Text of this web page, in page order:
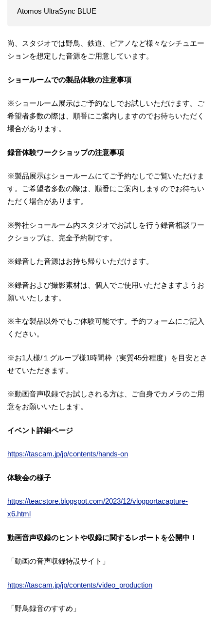
Atomos UltraSync BLUE
尚、スタジオでは野鳥、鉄道、ピアノなど様々なシチュエー
ションを想定した音源をご用意しています。
ショールームでの製品体験の注意事項
※ショールーム展示はご予約なしでお試しいただけます。ご
希望者多数の際は、順番にご案内しますのでお待ちいただく
場合があります。
録音体験ワークショップの注意事項
※製品展示はショールームにてご予約なしでご覧いただけま
す。ご希望者多数の際は、順番にご案内しますのでお待ちい
ただく場合があります。
※弊社ショールーム内スタジオでお試しを行う録音相談ワー
クショップは、完全予約制です。
※録音した音源はお持ち帰りいただけます。
※録音および撮影素材は、個人でご使用いただきますようお
願いいたします。
※主な製品以外でもご体験可能です。予約フォームにご記入
ください。
※お1人様/１グループ様1時間枠（実質45分程度）を目安とさ
せていただきます。
※動画音声収録でお試しされる方は、ご自身でカメラのご用
意をお願いいたします。
イベント詳細ページ
https://tascam.jp/jp/contents/hands-on
体験会の様子
https://teacstore.blogspot.com/2023/12/vlogportacapture-
x6.html
動画音声収録のヒントや収録に関するレポートを公開中！
「動画の音声収録特設サイト」
https://tascam.jp/jp/contents/video_production
「野鳥録音のすすめ」